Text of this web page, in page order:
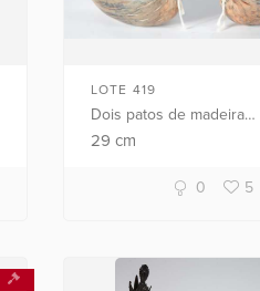
LOTE 419
Dois patos de madeira
policromada.
29 cm
0 5